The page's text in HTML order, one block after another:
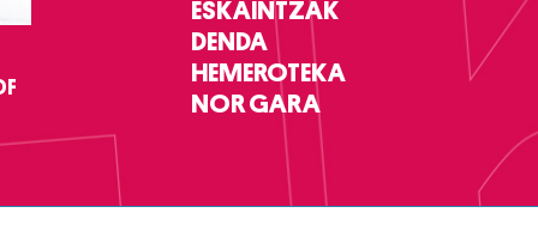
ESKAINTZAK
DENDA
HEMEROTEKA
NOR GARA